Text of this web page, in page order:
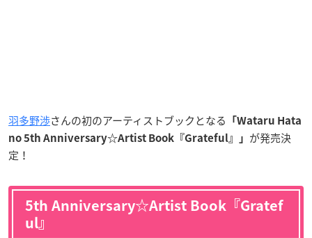
羽多野渉さんの初のアーティストブックとなる
「Wataru Hata
no 5th Anniversary☆Artist Book『Grateful』」 が発売決
定！
5th Anniversary☆Artist Book『Gratef
ul』